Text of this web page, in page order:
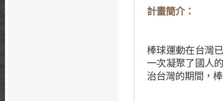
計畫簡介：
棒球運動在台灣
一次凝聚了國人
治台灣的期間，